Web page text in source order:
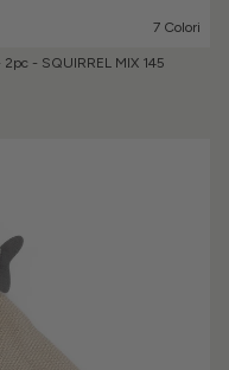
7 Colori
- SQUIRREL MIX 145